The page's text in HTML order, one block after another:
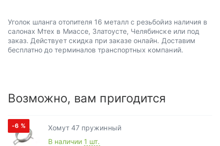
Уголок шланга отопителя 16 металл с резьбойиз наличия в
салонах Мтех в Миассе, Златоусте, Челябинске или под
заказ. Действует скидка при заказе онлайн. Доставим
бесплатно до терминалов транспортных компаний.
Возможно, вам пригодится
-6 %
Хомут 47 пружинный
В наличии 1 шт.